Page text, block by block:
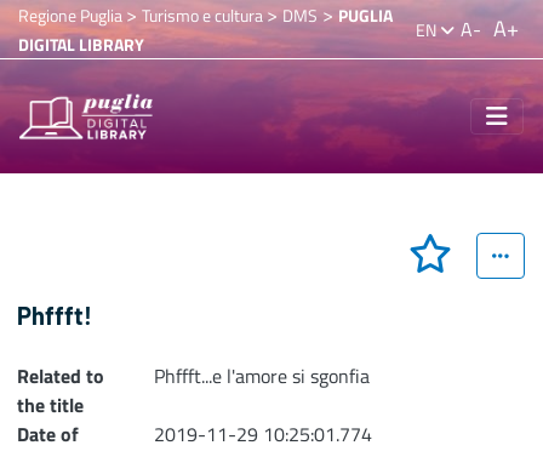
Regione Puglia> Turismo e cultura>DMS > PUGLIA
DIGITAL LIBRARY
EN A- A+
Phffft!
Related to
the title
Phffft...e l'amore si sgonfia
Date of
2019-11-29 10:25:01.774